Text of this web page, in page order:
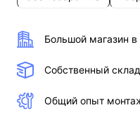
Большой магазин
Собственный
Общий опыт